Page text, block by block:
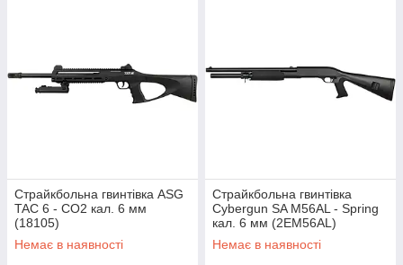
Страйкбольна гвинтівка ASG
TAC 6 - CO2 кал. 6 мм
(18105)
Немає в наявності
Страйкбольна гвинтівка
Cybergun SA M56AL - Spring
кал. 6 мм (2EM56AL)
Немає в наявності